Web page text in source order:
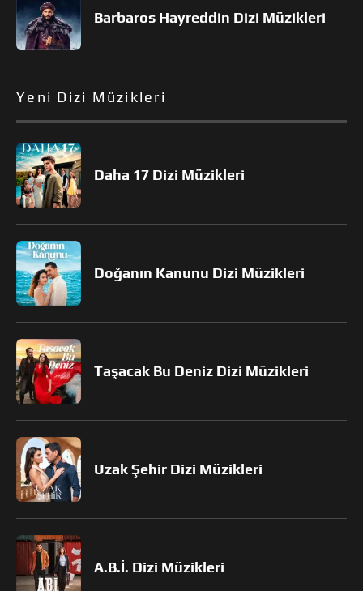
Barbaros Hayreddin Dizi Müzikleri
Yeni Dizi Müzikleri
Daha 17 Dizi Müzikleri
Doğanın Kanunu Dizi Müzikleri
Taşacak Bu Deniz Dizi Müzikleri
Uzak Şehir Dizi Müzikleri
A.B.İ. Dizi Müzikleri